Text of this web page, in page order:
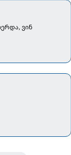
ვინ